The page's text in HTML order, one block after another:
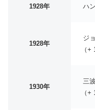
1928年 ハ
1928年
ジ
（+
1930年
三
（+